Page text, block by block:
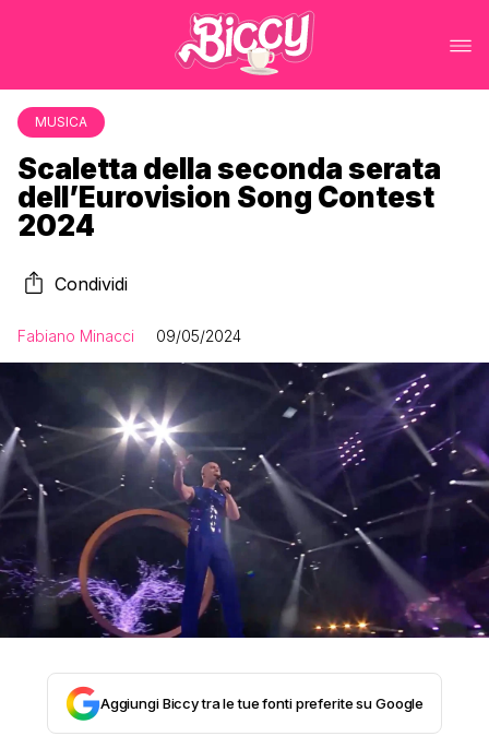
MUSICA
Scaletta della seconda serata
dell’Eurovision Song Contest
2024
Condividi
Fabiano Minacci 09/05/2024
Aggiungi Biccy tra le tue fonti preferite su Google